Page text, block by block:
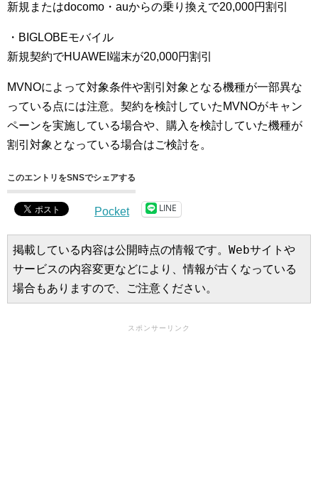
新規またはdocomo・auからの乗り換えで20,000円割引
・BIGLOBEモバイル
新規契約でHUAWEI端末が20,000円割引
MVNOによって対象条件や割引対象となる機種が一部異な
っている点には注意。契約を検討していたMVNOがキャン
ペーンを実施している場合や、購入を検討していた機種が
割引対象となっている場合はご検討を。
このエントリをSNSでシェアする
Pocket LINE
掲載している内容は公開時点の情報です。Webサイトや
サービスの内容変更などにより、情報が古くなっている
場合もありますので、ご注意ください。
スポンサーリンク